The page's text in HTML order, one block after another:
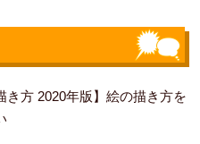
き方 2020年版】絵の描き方を